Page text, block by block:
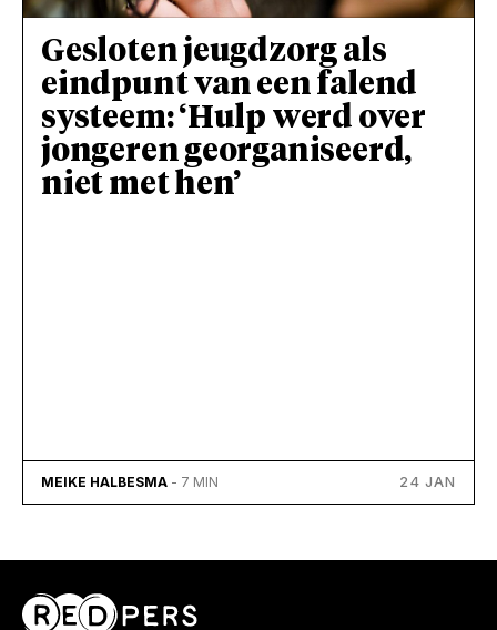
Gesloten jeugdzorg als
eindpunt van een falend
systeem: ‘Hulp werd over
jongeren georganiseerd,
niet met hen’
MEIKE HALBESMA - 7 MIN 24 JAN